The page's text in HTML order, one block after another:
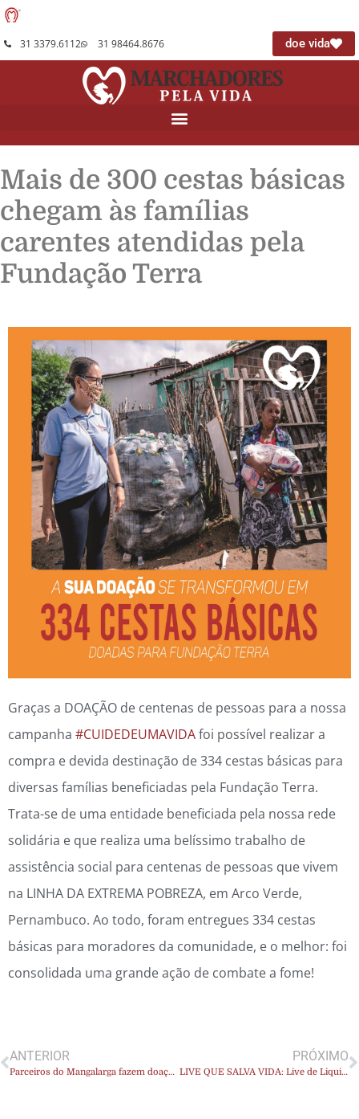
31 3379.6112 31 98464.8676 doe vida
Mais de 300 cestas básicas
chegam às famílias
carentes atendidas pela
Fundação Terra
Graças a DOAÇÃO de centenas de pessoas para a nossa
campanha #CUIDEDEUMAVIDAfoi possível realizar a
compra e devida destinação de 334 cestas básicas para
diversas famílias beneficiadas pela Fundação Terra.
Trata-se de uma entidade beneficiada pela nossa rede
solidária e que realiza uma belíssimo trabalho de
assistência social para centenas de pessoas que vivem
na LINHA DA EXTREMA POBREZA, em Arco Verde,
Pernambuco. Ao todo, foram entregues 334 cestas
básicas para moradores da comunidade, e o melhor: foi
consolidada uma grande ação de combate a fome!
ANTERIOR
Parceiros do Mangalarga fazem doação a MPV
PRÓXIMO
LIVE QUE SALVA VIDA: Live de Liquidação de Plantes Haras Luxor consolida ações em prol da solidariedade